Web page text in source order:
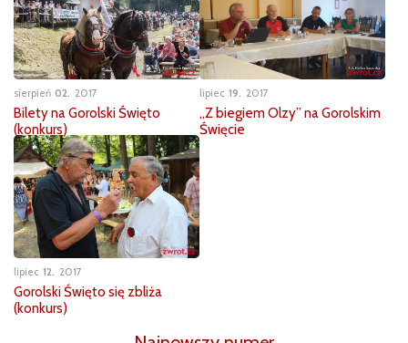
sierpień 02 2017
Bilety na Gorolski Święto
(konkurs)
lipiec 19 2017
„Z biegiem Olzy” na Gorolskim
Święcie
lipiec 12 2017
Gorolski Święto się zbliża
(konkurs)